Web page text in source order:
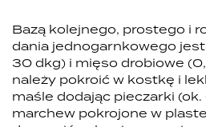
Bazą kolejnego, prostego i
dania jednogarnkowego
30 dkg) i mięso drobiowe
należy pokroić w kostkę i
maśle dodając pieczarki (ok.
marchew pokrojone w